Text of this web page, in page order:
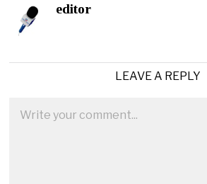
editor
LEAVE A REPLY